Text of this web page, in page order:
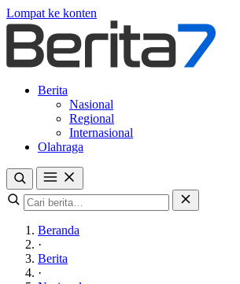
Lompat ke konten
Berita
Nasional
Regional
Internasional
Olahraga
Beranda
·
Berita
·